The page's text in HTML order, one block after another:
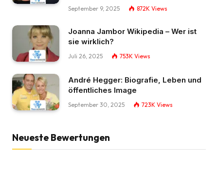
September 9, 2025 872K Views
Joanna Jambor Wikipedia – Wer ist
sie wirklich?
Juli 26, 2025 753K Views
André Hegger: Biografie, Leben und
öffentliches Image
September 30, 2025 723K Views
Neueste Bewertungen